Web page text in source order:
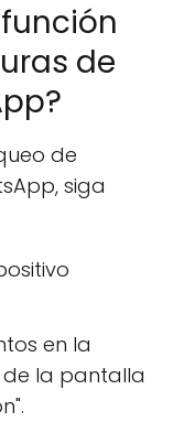
de
de
siga
en la
la pantalla